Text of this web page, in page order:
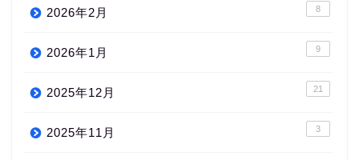
2026年2月 8
2026年1月 9
2025年12月 21
2025年11月 3